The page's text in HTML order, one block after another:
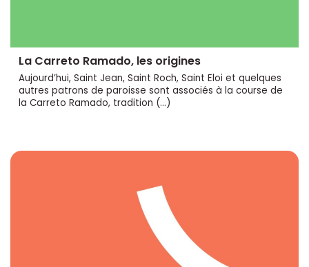
La Carreto Ramado, les origines
Aujourd’hui, Saint Jean, Saint Roch, Saint Eloi et quelques
autres patrons de paroisse sont associés à la course de
la Carreto Ramado, tradition (…)